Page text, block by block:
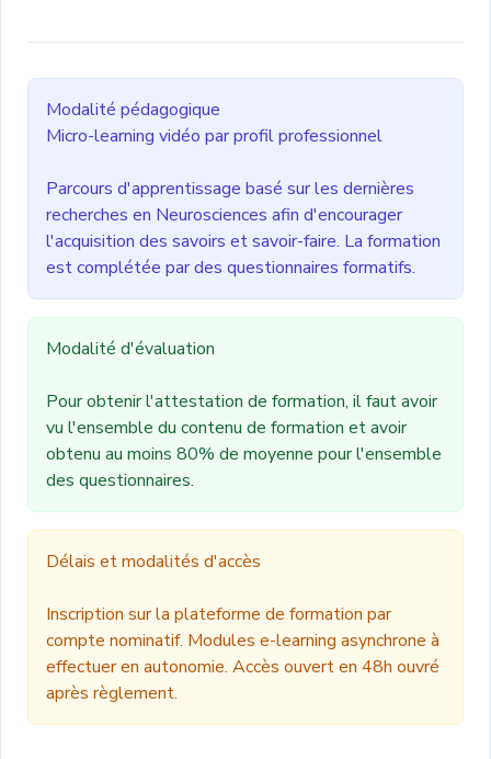
Modalité pédagogique
Micro-learning vidéo par profil professionnel
Parcours d'apprentissage basé sur les dernières
recherches en Neurosciences afin d'encourager
l'acquisition des savoirs et savoir-faire. La formation
est complétée par des questionnaires formatifs.
Modalité d'évaluation
Pour obtenir l'attestation de formation, il faut avoir
vu l'ensemble du contenu de formation et avoir
obtenu au moins 80% de moyenne pour l'ensemble
des questionnaires.
Délais et modalités d'accès
Inscription sur la plateforme de formation par
compte nominatif. Modules e-learning asynchrone à
effectuer en autonomie. Accès ouvert en 48h ouvré
après règlement.